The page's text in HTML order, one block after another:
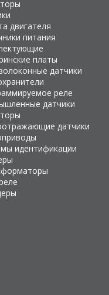
двигателя
питания
платы
датчики
реле
датчики
датчики
идентификации